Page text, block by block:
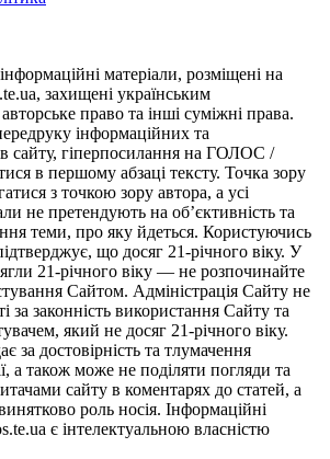
матеріали, розміщені на
захищені українським
право та інші суміжні права.
інформаційних та
сайту, гіперпосилання на ГОЛОС /
в першому абзаці тексту. Точка зору
з точкою зору автора, а усі
не претендують на об’єктивність та
теми, про яку йдеться. Користуючись
що досяг 21-річного віку. У
21-річного віку — не розпочинайте
Сайтом. Адміністрація Сайту не
за законність використання Сайту та
який не досяг 21-річного віку.
за достовірність та тлумачення
а також може не поділяти погляди та
сайту в коментарях до статей, а
роль носія. Інформаційні
є інтелектуальною власністю